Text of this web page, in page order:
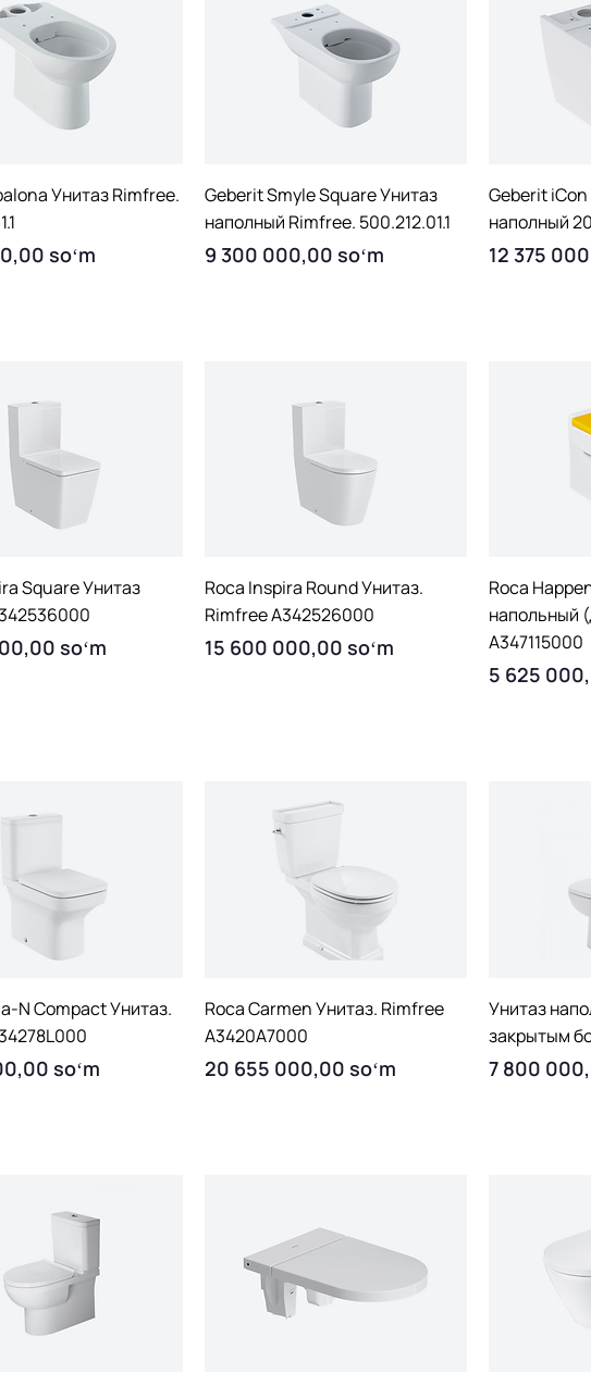
Quick ViewУнитаз Rimfree.
soʻm
Quick View
Geberit Smyle Square Унитаз
наполный Rimfree. 500.212.01.1
Price
9 300 000,00 soʻm
Geberit
наполный
Price
12 375
Quick View
Square Унитаз
soʻm
Quick View
Roca Inspira Round Унитаз.
Rimfree A342526000
Price
15 600 000,00 soʻm
Roca
напольный
A347115000
Price
5 625
Quick View
N Compact Унитаз.
soʻm
Quick View
Roca Carmen Унитаз. Rimfree
A3420A7000
Price
20 655 000,00 soʻm
Унитаз
закрытым
Price
7 800